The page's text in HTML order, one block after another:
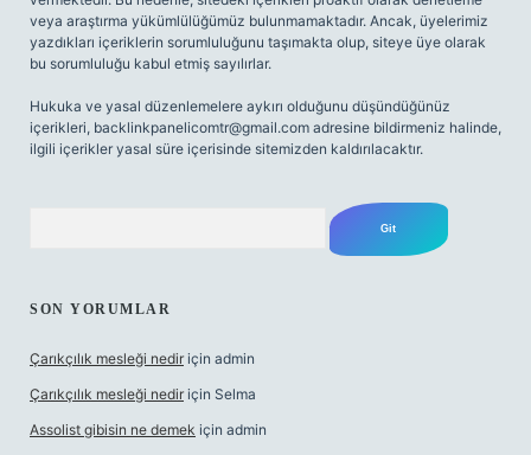
veya araştırma yükümlülüğümüz bulunmamaktadır. Ancak, üyelerimiz
yazdıkları içeriklerin sorumluluğunu taşımakta olup, siteye üye olarak
bu sorumluluğu kabul etmiş sayılırlar.
Hukuka ve yasal düzenlemelere aykırı olduğunu düşündüğünüz
içerikleri, backlinkpanelicomtr@gmail.com adresine bildirmeniz halinde,
ilgili içerikler yasal süre içerisinde sitemizden kaldırılacaktır.
SON YORUMLAR
Çarıkçılık mesleği nedir için admin
Çarıkçılık mesleği nedir için Selma
Assolist gibisin ne demek için admin